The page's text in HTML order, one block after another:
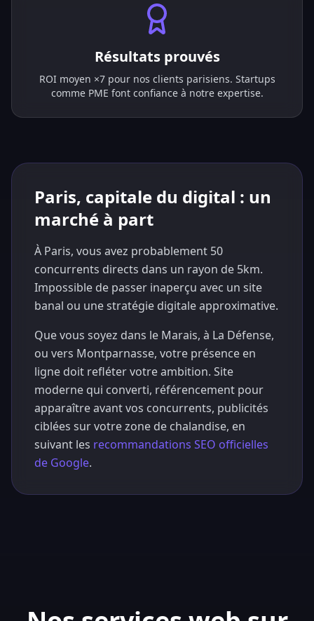
Résultats prouvés
ROI moyen ×7 pour nos clients parisiens. Startups
comme PME font confiance à notre expertise.
Paris, capitale du digital : un
marché à part
À Paris, vous avez probablement 50
concurrents directs dans un rayon de 5km.
Impossible de passer inaperçu avec un site
banal ou une stratégie digitale approximative.
Que vous soyez dans le Marais, à La Défense,
ou vers Montparnasse, votre présence en
ligne doit refléter votre ambition. Site
moderne qui converti, référencement pour
apparaître avant vos concurrents, publicités
ciblées sur votre zone de chalandise, en
suivant les recommandations SEO officielles
de Google.